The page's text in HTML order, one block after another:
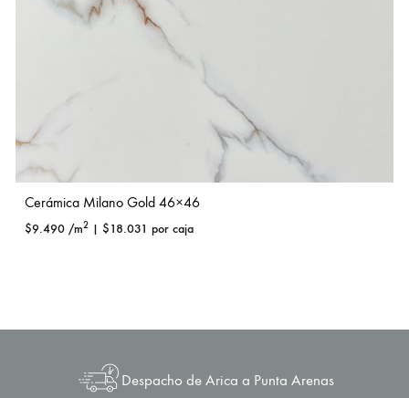
Cerámica Milano Gold 46×46
$9.490 /m2 | $18.031 por caja
Despacho de Arica a Punta Arenas